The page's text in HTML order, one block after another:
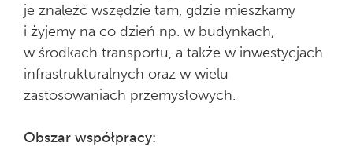
je znaleźć wszędzie tam, gdzie mieszkamy
i żyjemy na co dzień np. w budynkach,
w środkach transportu, a także w inwestycjach
infrastrukturalnych oraz w wielu
zastosowaniach przemysłowych.
Obszar współpracy: